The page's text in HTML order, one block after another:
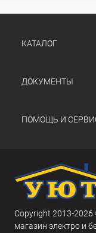
КАТАЛОГ
ДОКУМЕНТЫ
ПОМОЩЬ И
Copyright 2013-
магазин электро и